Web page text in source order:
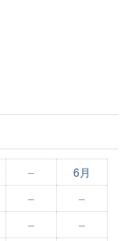
–
6月
– –
–
–